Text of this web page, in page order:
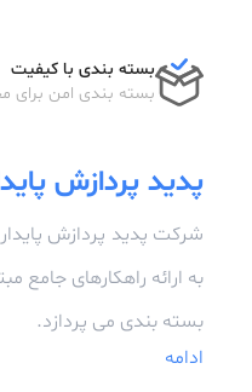
بسته بندی با کیفیت
بسته بندی امن برای
پدید پردازش
شرکت پدید پردازش
به ارائه راهکارهای
بسته بندی می پردازد.
ادامه